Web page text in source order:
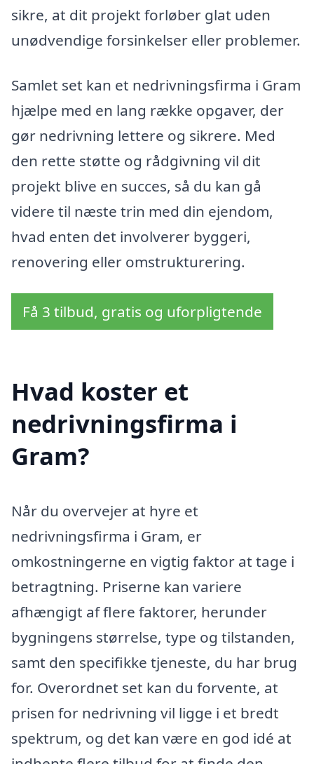
sikre, at dit projekt forløber glat uden
unødvendige forsinkelser eller problemer.
Samlet set kan et nedrivningsfirma i Gram
hjælpe med en lang række opgaver, der
gør nedrivning lettere og sikrere. Med
den rette støtte og rådgivning vil dit
projekt blive en succes, så du kan gå
videre til næste trin med din ejendom,
hvad enten det involverer byggeri,
renovering eller omstrukturering.
Få 3 tilbud, gratis og uforpligtende
Hvad koster et
nedrivningsfirma i
Gram?
Når du overvejer at hyre et
nedrivningsfirma i Gram, er
omkostningerne en vigtig faktor at tage i
betragtning. Priserne kan variere
afhængigt af flere faktorer, herunder
bygningens størrelse, type og tilstanden,
samt den specifikke tjeneste, du har brug
for. Overordnet set kan du forvente, at
prisen for nedrivning vil ligge i et bredt
spektrum, og det kan være en god idé at